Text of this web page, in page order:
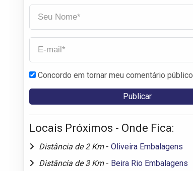
Concordo em tornar meu comentário público
Locais Próximos - Onde Fica:
Distância de 2 Km - Oliveira Embalagens
Distância de 3 Km - Beira Rio Embalagens